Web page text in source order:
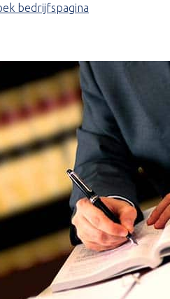
bedrijfspagina